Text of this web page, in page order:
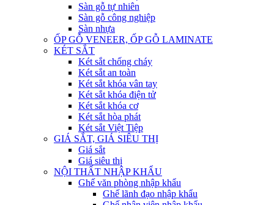
Sàn gỗ tự nhiên
Sàn gỗ công nghiệp
Sàn nhựa
ỐP GỖ VENEER, ỐP GỖ LAMINATE
KÉT SẮT
Két sắt chống cháy
Két sắt an toàn
Két sắt khóa vân tay
Két sắt khóa điện tử
Két sắt khóa cơ
Két sắt hòa phát
Két sắt Việt Tiệp
GIÁ SẮT, GIÁ SIÊU THỊ
Giá sắt
Giá siêu thị
NỘI THẤT NHẬP KHẨU
Ghế văn phòng nhập khẩu
Ghế lãnh đạo nhập khẩu